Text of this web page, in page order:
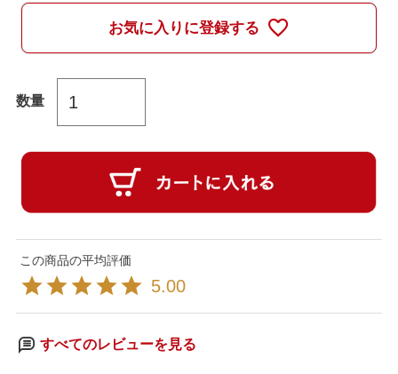
お気に入りに登録する
5.00
すべてのレビューを見る